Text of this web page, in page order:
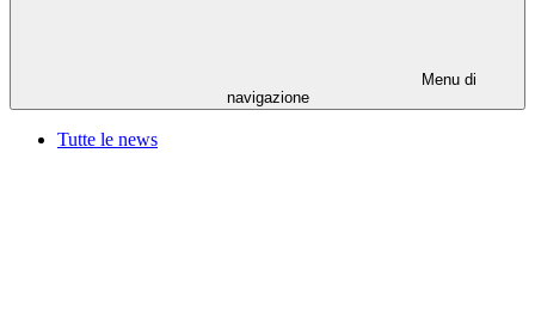
Menu di
navigazione
Tutte le news